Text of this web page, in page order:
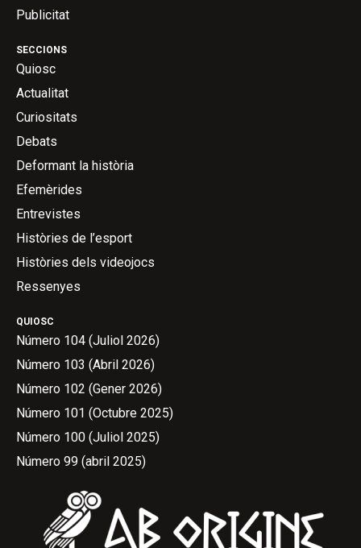
QUIOSC
Número 104 (Juliol 2026)
Número 103 (Abril 2026)
Número 102 (Gener 2026)
Número 101 (Octubre 2025)
Número 100 (Juliol 2025)
Número 99 (abril 2025)
SECCIONS
Quiosc
Actualitat
Curiositats
Debats
Deformant la història
Efemèrides
Entrevistes
Històries de l’esport
Històries dels videojocs
Ressenyes
Publicitat